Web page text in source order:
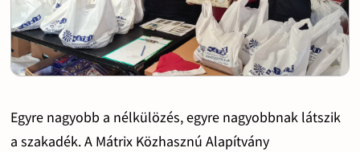
Egyre nagyobb a nélkülözés, egyre nagyobbnak látszik
a szakadék. A Mátrix Közhasznú Alapítvány